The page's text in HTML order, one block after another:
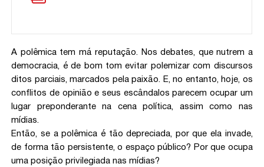
A polêmica tem má reputação. Nos debates, que nutrem a
democracia, é de bom tom evitar polemizar com discursos
ditos parciais, marcados pela paixão. E, no entanto, hoje, os
conflitos de opinião e seus escândalos parecem ocupar um
lugar preponderante na cena política, assim como nas
mídias.
Então, se a polêmica é tão depreciada, por que ela invade,
de forma tão persistente, o espaço público? Por que ocupa
uma posição privilegiada nas mídias?